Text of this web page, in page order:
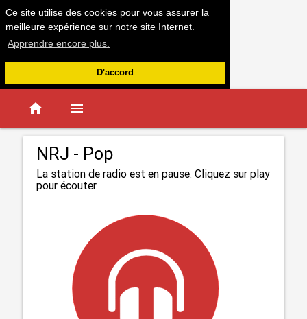
Ce site utilise des cookies pour vous assurer la
meilleure expérience sur notre site Internet.
Apprendre encore plus.
D'accord
home menu
NRJ - Pop
La station de radio est en pause. Cliquez sur play
pour écouter.